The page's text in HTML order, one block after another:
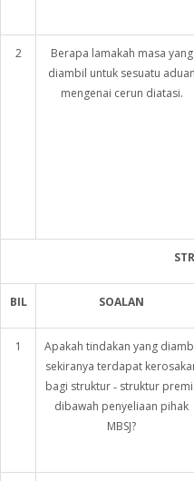
2
Berapa lamakah masa yang
diambil untuk sesuatu aduan
mengenai cerun diatasi.
BIL SOALAN
1
Apakah tindakan yang
sekiranya terdapat
bagi struktur ‑ struktur
dibawah penyeliaan pihak
MBSJ?